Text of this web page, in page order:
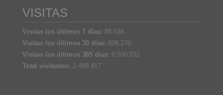
VISITAS
Visitas los últimos 7 días: 88.638
Visitas los últimos 30 días: 608.270
Visitas los últimos 365 días: 6.500.032
Total visitantes: 2.489.417